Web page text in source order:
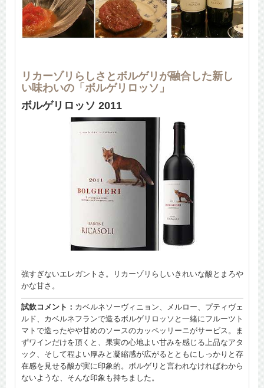
リカーゾリらしさとボルゲリが融合した新し
い味わいの「ボルゲリロッソ」
ボルゲリロッソ 2011
強すぎないエレガントさ。リカーゾリらしいきれいな酸とまろや
かな甘さ。
試飲コメント： カベルネソーヴィニョン、メルロー、プティヴェ
ルド、カベルネフランで造るボルゲリロッソと一緒にフルーツト
マトで造ったやや甘めのソースのカッペッリーニがサービス。ま
ずワインだけを頂くと、果実の心地よい甘みを感じる上品なアタ
ック、そして程よい厚みと凝縮感が広がるとともにしっかりと存
在感を見せる酸が実に印象的。ボルゲリと言われなければわから
ないような、そんな印象も持ちました。